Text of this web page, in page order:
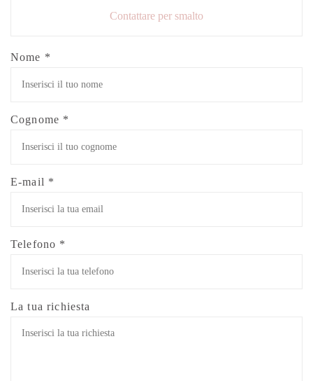
Contattare per smalto
Nome *
Cognome *
E-mail *
Telefono *
La tua richiesta